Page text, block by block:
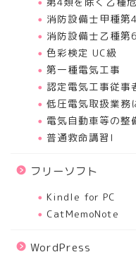
消防設備士甲種第
消防設備士乙種第
色彩検定 UC級
第一種電気工事
認定電気工事従事
低圧電気取扱業務
電気自動車等の整
普通救命講習I
フリーソフト
Kindle for PC
CatMemoNote
WordPress